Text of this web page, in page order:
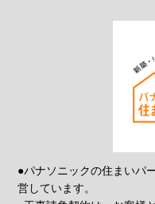
●パナソニックの住まいパ
営しています。